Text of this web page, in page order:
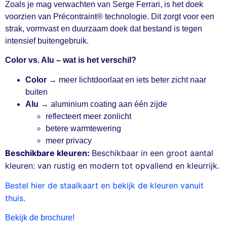
Zoals je mag verwachten van Serge Ferrari, is het doek
voorzien van Précontraint® technologie. Dit zorgt voor een
strak, vormvast en duurzaam doek dat bestand is tegen
intensief buitengebruik.
Color vs. Alu – wat is het verschil?
Color → meer lichtdoorlaat en iets beter zicht naar
buiten
Alu → aluminium coating aan één zijde
reflecteert meer zonlicht
betere warmtewering
meer privacy
Beschikbare kleuren: Beschikbaar in een groot aantal
kleuren: van rustig en modern tot opvallend en kleurrijk.
Bestel hier de staalkaart en bekijk de kleuren vanuit
thuis.
Bekijk de brochure!